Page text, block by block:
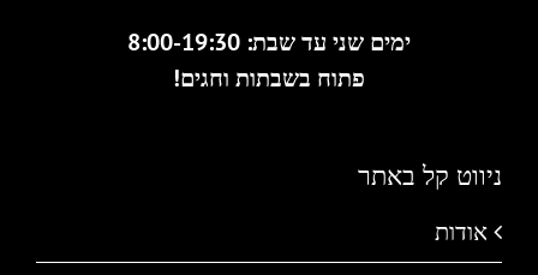
ימים שני עד שבת: 8:00-19:30
פתוח בשבתות וחגים!
ניווט קל באתר
אודות